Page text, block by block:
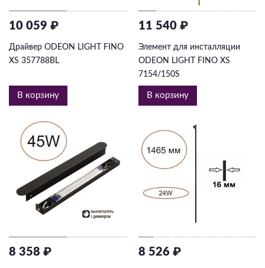
10 059 ₽
Драйвер ODEON LIGHT FINO
XS 357788BL
В корзину
11 540 ₽
Элемент для инсталляции
ODEON LIGHT FINO XS
7154/150S
В корзину
8 358 ₽ 8 526 ₽